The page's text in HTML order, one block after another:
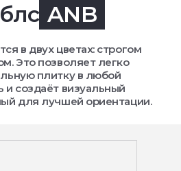
ANB
в двух цветах: строгом
Это позволяет легко
плитку в любой
и создаёт визуальный
для лучшей ориентации.